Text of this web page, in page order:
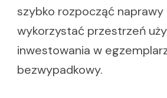
szybko rozpocząć naprawy
wykorzystać przestrzeń
inwestowania w
bezwypadkowy.